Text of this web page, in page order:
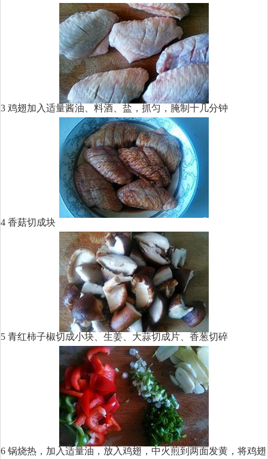
3 鸡翅加入适量酱油、料酒、盐，抓匀，腌制十几分钟
4 香菇切成块
5 青红柿子椒切成小块、生姜、大蒜切成片、香葱切碎
6 锅烧热，加入适量油，放入鸡翅，中火煎到两面发黄，将鸡翅